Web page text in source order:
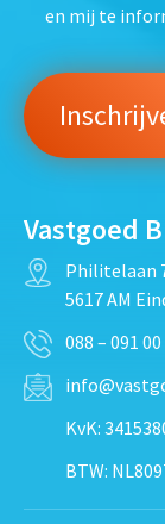
en mij te
Vastgoed
Philitelaan
5617 AM
088 – 091 00
KvK:
BTW: